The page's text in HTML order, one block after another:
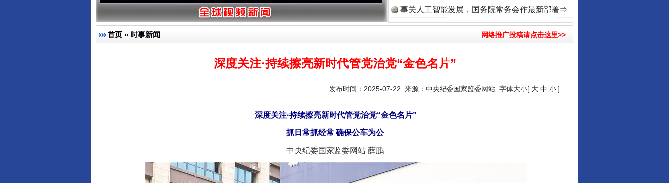
事关人工智能发展，国务院常务会作最新部署⇒
首页 » 时事新闻 网络推广投稿请点击这里>>
深度关注·持续擦亮新时代管党治党“金色名片”
发布时间：2025-07-22 来源： 中央纪委国家监委网站 字体大小[ 大 中 小 ]
深度关注·持续擦亮新时代管党治党“金色名片”
抓日常抓经常 确保公车为公
中央纪委国家监委网站 薛鹏